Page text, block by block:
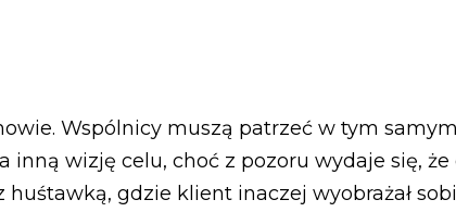
Wspólnicy muszą patrzeć w tym
inną wizję celu, choć z pozoru wydaje się, że
gdzie klient inaczej wyobrażał